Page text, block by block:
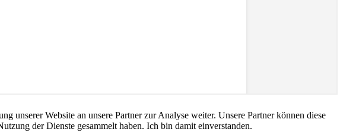
unserer Website an unsere Partner zur Analyse weiter. Unsere Partner können diese
der Dienste gesammelt haben. Ich bin damit einverstanden.